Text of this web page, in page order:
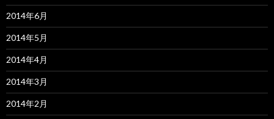
2014年6月
2014年5月
2014年4月
2014年3月
2014年2月